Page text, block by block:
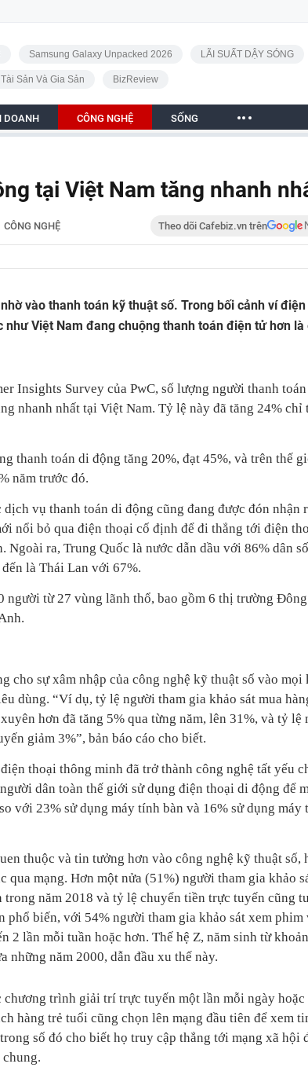
Samsung Galaxy Unpacked 2026 LÃI SUẤT DẬY SÓNG
Sản Và Gia Sản BizReview
DOANH CÔNG NGHỆ SỐNG
tại Việt Nam tăng nhanh
CÔNG NGHỆ Theo dõi Cafebiz.vn trên
vào thanh toán kỹ thuật số. Trong bối cảnh ví
như Việt Nam đang chuộng thanh toán điện tử hơn là
Insights Survey của PwC, số lượng người thanh
nhanh nhất tại Việt Nam. Tỷ lệ này đã tăng 24% chỉ
thanh toán di động tăng 20%, đạt 45%, và trên thế
năm trước đó.
dịch vụ thanh toán di động cũng đang được đón nhận
nổi bỏ qua điện thoại cố định để đi thẳng tới điện
ra, Trung Quốc là nước dẫn dầu với 86% dân
là Thái Lan với 67%.
người từ 27 vùng lãnh thổ, bao gồm 6 thị trường
cho sự xâm nhập của công nghệ kỹ thuật số vào mọi
dùng. “Ví dụ, tỷ lệ người tham gia khảo sát mua
hơn đã tăng 5% qua từng năm, lên 31%, và tỷ lệ
giảm 3%”, bản báo cáo cho biết.
thoại thông minh đã trở thành công nghệ tất yếu
dân toàn thế giới sử dụng điện thoại di động để
với 23% sử dụng máy tính bàn và 16% sử dụng máy
thuộc và tin tưởng hơn vào công nghệ kỹ thuật số,
qua mạng. Hơn một nửa (51%) người tham gia khảo
trong năm 2018 và tỷ lệ chuyển tiền trực tuyến cũng
phổ biến, với 54% người tham gia khảo sát xem phim
2 lần mỗi tuần hoặc hơn. Thế hệ Z, năm sinh từ
những năm 2000, dẫn đầu xu thế này.
chương trình giải trí trực tuyến một lần mỗi ngày hoặc
hàng trẻ tuổi cũng chọn lên mạng đầu tiên để xem
số đó cho biết họ truy cập thẳng tới mạng xã hội